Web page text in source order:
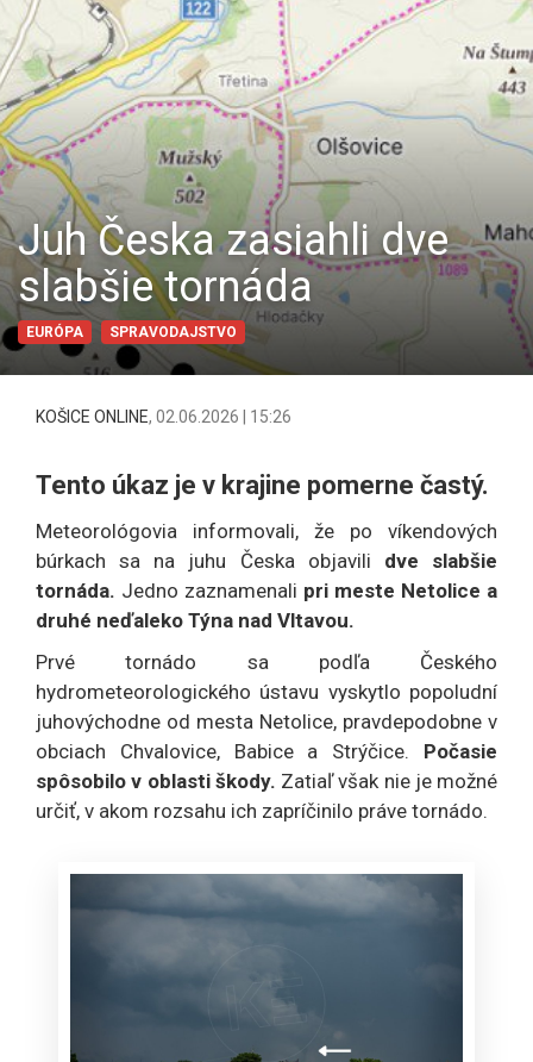
Juh Česka zasiahli dve
slabšie tornáda
EURÓPA SPRAVODAJSTVO
KOŠICE ONLINE, 02.06.2026 | 15:26
Tento úkaz je v krajine pomerne častý.
Meteorológovia informovali, že po víkendových
búrkach sa na juhu Česka objavili dve slabšie
tornáda. Jedno zaznamenali pri meste Netolice a
druhé neďaleko Týna nad Vltavou.
Prvé tornádo sa podľa Českého
hydrometeorologického ústavu vyskytlo popoludní
juhovýchodne od mesta Netolice, pravdepodobne v
obciach Chvalovice, Babice a Strýčice. Počasie
spôsobilo v oblasti škody. Zatiaľ však nie je možné
určiť, v akom rozsahu ich zapríčinilo práve tornádo.